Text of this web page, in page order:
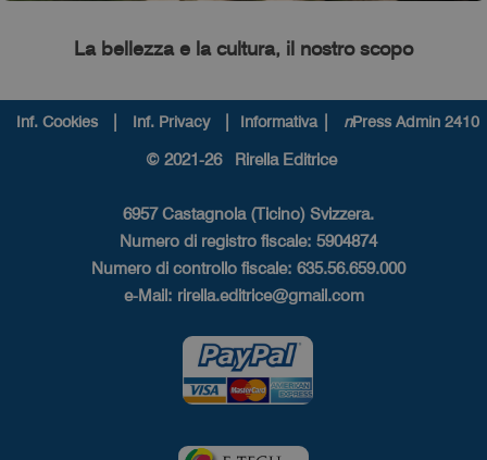
La bellezza e la cultura, il nostro scopo
Inf. Cookies | Inf. Privacy| Informativa | nPress Admin 2410
© 2021-26 Rirella Editrice
6957 Castagnola (Ticino) Svizzera.
Numero di registro fiscale: 5904874
Numero di controllo fiscale: 635.56.659.000
e-Mail: rirella.editrice@gmail.com